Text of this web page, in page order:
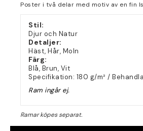
Poster i två delar med motiv av en fin
Stil:
Djur och Natur
Detaljer:
Häst, Hår, Moln
Färg:
Blå, Brun, Vit
Specifikation: 180 g/m² /
Ram ingår ej.